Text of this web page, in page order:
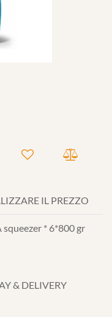
IL PREZZO
squeezer * 6*800 gr
& DELIVERY